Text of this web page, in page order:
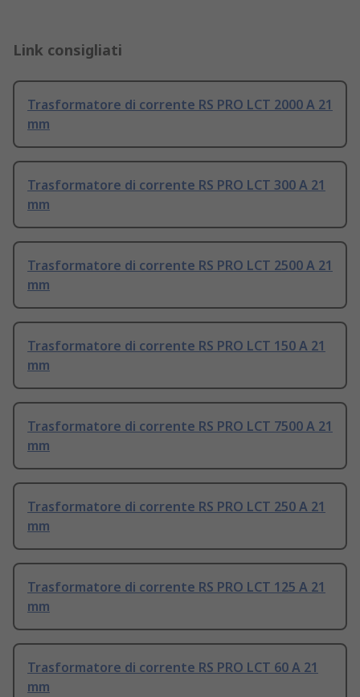
Link consigliati
Trasformatore di corrente RS PRO LCT 2000 A 21
mm
Trasformatore di corrente RS PRO LCT 300 A 21
mm
Trasformatore di corrente RS PRO LCT 2500 A 21
mm
Trasformatore di corrente RS PRO LCT 150 A 21
mm
Trasformatore di corrente RS PRO LCT 7500 A 21
mm
Trasformatore di corrente RS PRO LCT 250 A 21
mm
Trasformatore di corrente RS PRO LCT 125 A 21
mm
Trasformatore di corrente RS PRO LCT 60 A 21
mm